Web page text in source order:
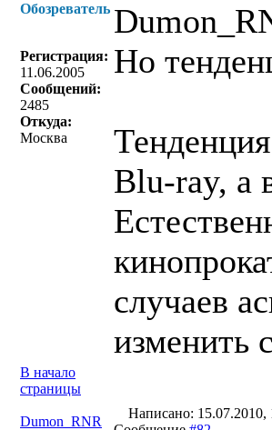
Обозреватель
Регистрация:
11.06.2005
Сообщений:
2485
Откуда:
Москва
Но
Blu-ray, а
случаев
изменить
В начало
страницы
Dumon_RNR
Написано: 15.07.2010,